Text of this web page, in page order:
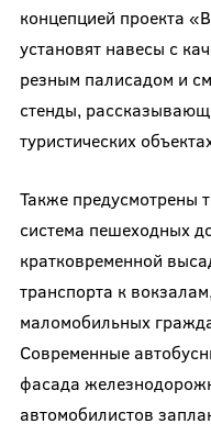
концепцией проекта
установят навесы с
резным палисадом и
стенды,
туристических
Также предусмотрены
система пешеходных
кратковременной
транспорта к
маломобильных
Современные
фасада
автомобилистов